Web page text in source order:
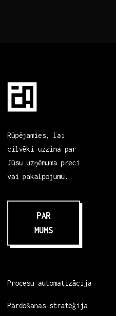
Rūpējamies, lai
cilvēki uzzina par
Jūsu uzņēmuma preci
vai pakalpojumu.
PAR
MUMS
Procesu automatizācija
Pārdošanas stratēģija